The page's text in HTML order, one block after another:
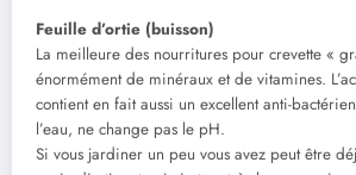
Feuille d’ortie (buisson)
La meilleure des nourritures pour crevette «
énormément de minéraux et de vitamines.
contient en fait aussi un excellent anti-
l’eau, ne change pas le pH.
Si vous jardiner un peu vous avez peut être